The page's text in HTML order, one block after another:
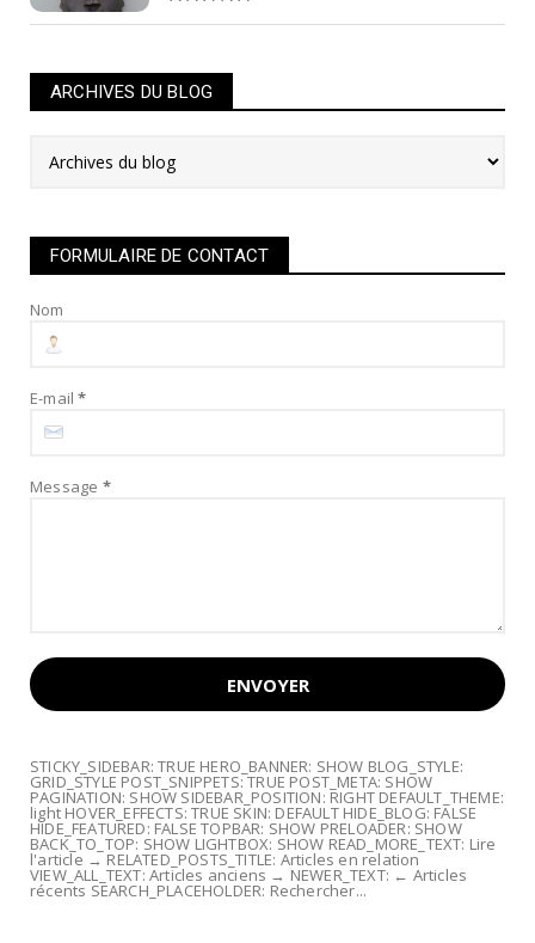
ARCHIVES DU BLOG
FORMULAIRE DE CONTACT
Nom
E-mail*
Message *
STICKY_SIDEBAR: TRUE HERO_BANNER: SHOW BLOG_STYLE:
GRID_STYLE POST_SNIPPETS: TRUE POST_META: SHOW
PAGINATION: SHOW SIDEBAR_POSITION: RIGHT DEFAULT_THEME:
light HOVER_EFFECTS: TRUE SKIN: DEFAULT HIDE_BLOG: FALSE
HIDE_FEATURED: FALSE TOPBAR: SHOW PRELOADER: SHOW
BACK_TO_TOP: SHOW LIGHTBOX: SHOW READ_MORE_TEXT: Lire
l'article → RELATED_POSTS_TITLE: Articles en relation
VIEW_ALL_TEXT: Articles anciens → NEWER_TEXT: ← Articles
récents SEARCH_PLACEHOLDER: Rechercher...